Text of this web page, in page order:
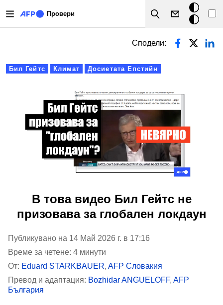
Провери
Search
Тъмен
режим
Primary tabs
Бил Гейтс Климат Досиетата Епстийн
Сподели:
В това видео Бил Гейтс не
призовава за глобален локдаун
Публикувано на 14 Май 2026 г. в 17:16
Време за четене: 4 минути
От: Eduard STARKBAUER, AFP Словакия
Превод и адаптация: Bozhidar ANGUELOFF, AFP
България